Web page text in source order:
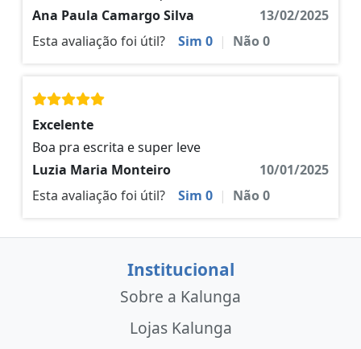
Ana Paula Camargo Silva
13/02/2025
Esta avaliação foi útil?
Sim 0 | Não0
Excelente
Boa pra escrita e super leve
Luzia Maria Monteiro
10/01/2025
Esta avaliação foi útil?
Sim 0 | Não0
Institucional
Sobre a Kalunga
Lojas Kalunga